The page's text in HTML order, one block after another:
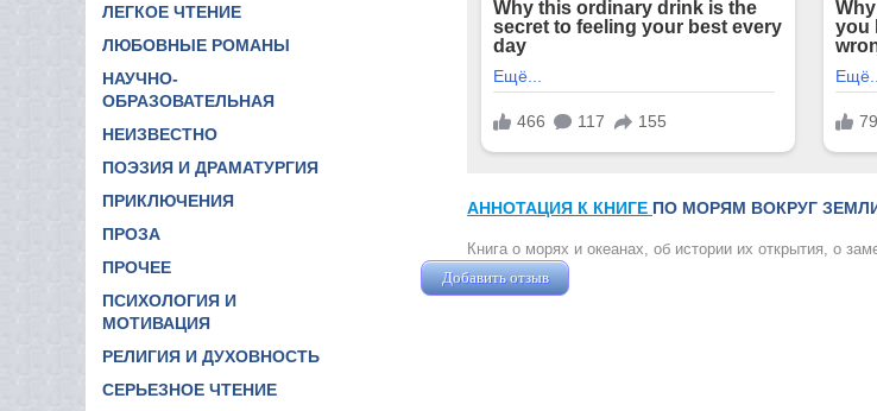
ЛЕГКОЕ ЧТЕНИЕ
ЛЮБОВНЫЕ РОМАНЫ
НАУЧНО-
ОБРАЗОВАТЕЛЬНАЯ
НЕИЗВЕСТНО
ПОЭЗИЯ И ДРАМАТУРГИЯ
ПРИКЛЮЧЕНИЯ
ПРОЗА
ПРОЧЕЕ
ПСИХОЛОГИЯ И
МОТИВАЦИЯ
РЕЛИГИЯ И ДУХОВНОСТЬ
СЕРЬЕЗНОЕ ЧТЕНИЕ
АННОТАЦИЯ К КНИГЕ ПО МОРЯМ ВОКРУГ
Книга о морях и океанах, об истории их открытия, о
Добавить отзыв